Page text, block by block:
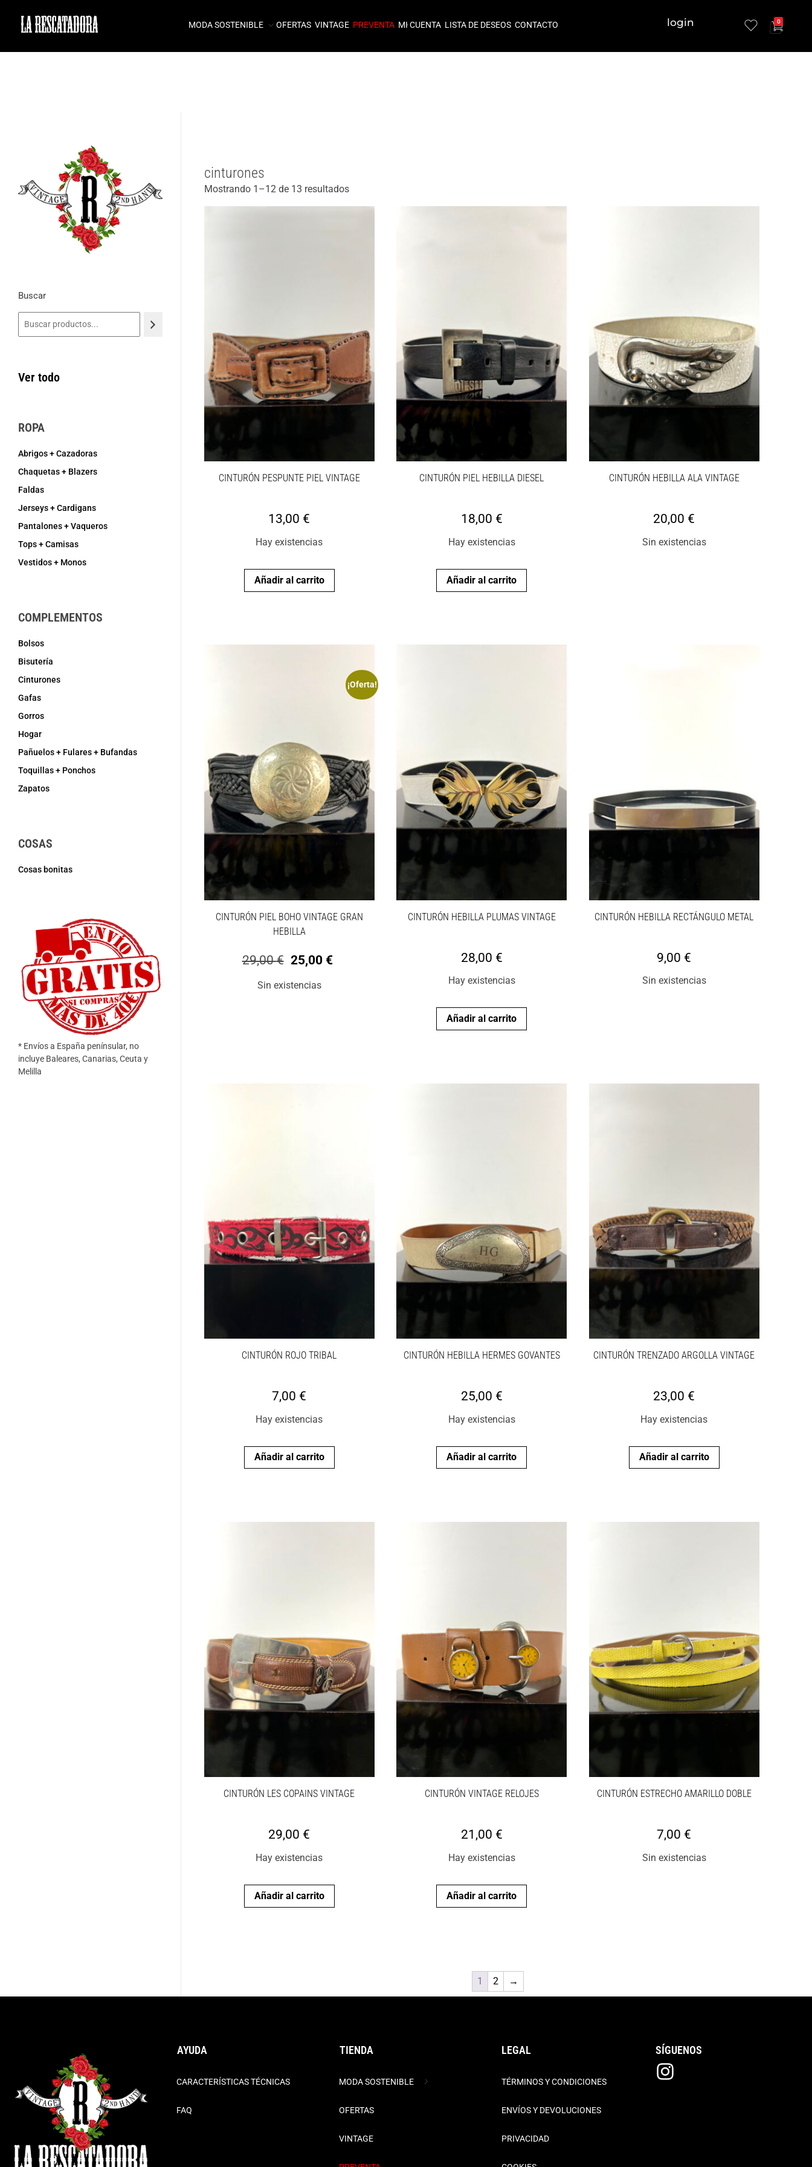
MODA SOSTENIBLE OFERTAS VINTAGE PREVENTA MI CUENTA LISTA DE DESEOS CONTACTO login 0
cinturones
Mostrando 1–12 de 13 resultados
CINTURÓN PESPUNTE PIEL VINTAGE
13,00 €
Hay existencias
Añadir al carrito
CINTURÓN PIEL HEBILLA DIESEL
18,00 €
Hay existencias
Añadir al carrito
CINTURÓN HEBILLA ALA VINTAGE
20,00 €
Sin existencias
¡Oferta!
CINTURÓN PIEL BOHO VINTAGE GRAN
HEBILLA
29,00€ 25,00 €
Sin existencias
CINTURÓN HEBILLA PLUMAS VINTAGE
28,00 €
Hay existencias
Añadir al carrito
CINTURÓN HEBILLA RECTÁNGULO METAL
9,00 €
Sin existencias
CINTURÓN ROJO TRIBAL
7,00 €
Hay existencias
Añadir al carrito
CINTURÓN HEBILLA HERMES GOVANTES
25,00 €
Hay existencias
Añadir al carrito
CINTURÓN TRENZADO ARGOLLA VINTAGE
23,00 €
Hay existencias
Añadir al carrito
CINTURÓN LES COPAINS VINTAGE
29,00 €
Hay existencias
Añadir al carrito
CINTURÓN VINTAGE RELOJES
21,00 €
Hay existencias
Añadir al carrito
CINTURÓN ESTRECHO AMARILLO DOBLE
7,00 €
Sin existencias
1 2 →
Buscar
Ver todo
ROPA
Abrigos + Cazadoras
Chaquetas + Blazers
Faldas
Jerseys + Cardigans
Pantalones + Vaqueros
Tops + Camisas
Vestidos + Monos
COMPLEMENTOS
Bolsos
Bisutería
Cinturones
Gafas
Gorros
Hogar
Pañuelos + Fulares + Bufandas
Toquillas + Ponchos
Zapatos
COSAS
Cosas bonitas
* Envíos a España penínsular, no
incluye Baleares, Canarias, Ceuta y
Melilla
AYUDA
CARACTERÍSTICAS TÉCNICAS
FAQ
TIENDA
MODA SOSTENIBLE
OFERTAS
VINTAGE
LEGAL
TÉRMINOS Y CONDICIONES
ENVÍOS Y DEVOLUCIONES
PRIVACIDAD
SÍGUENOS